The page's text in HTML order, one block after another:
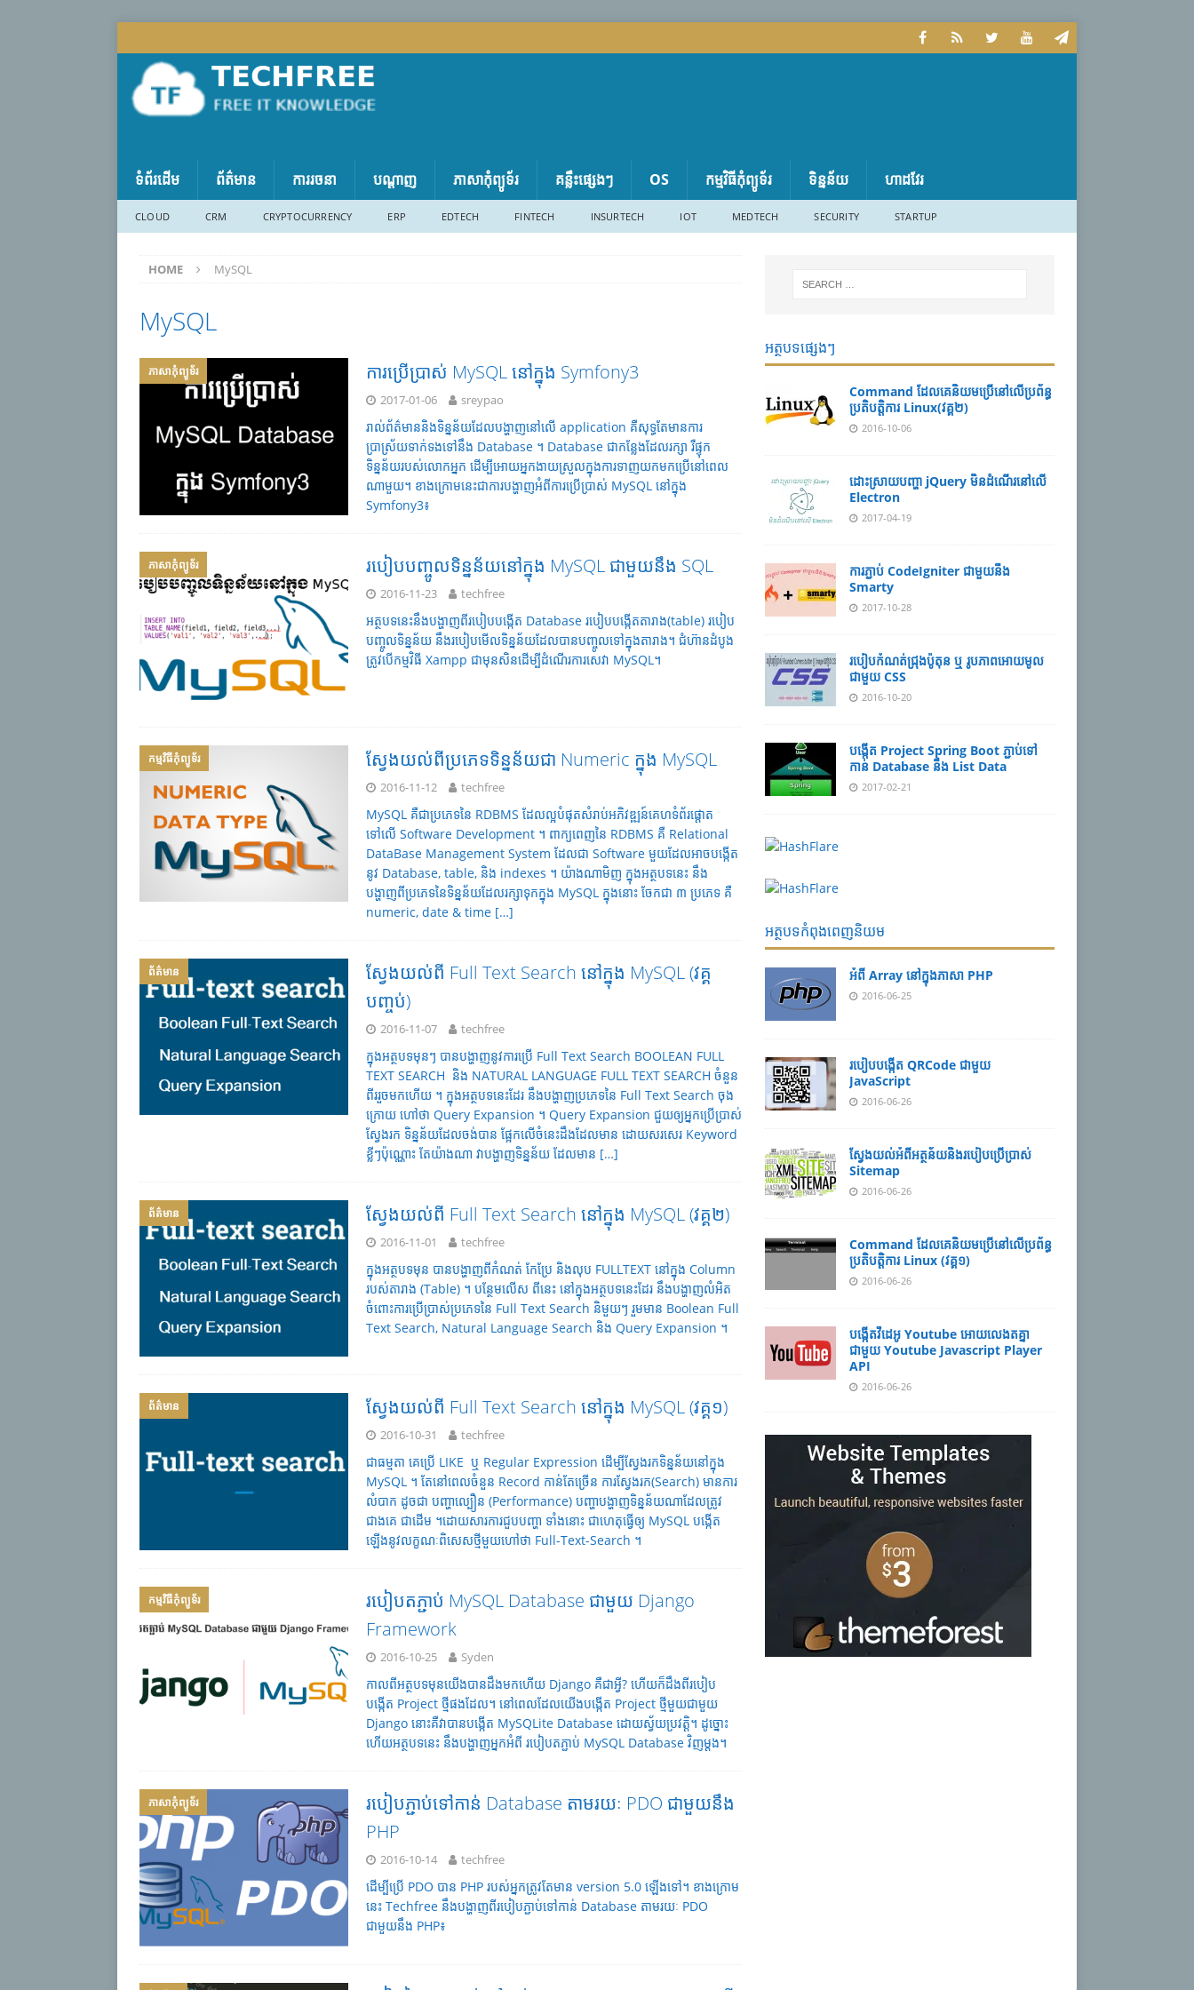
ទំព័រដើម ព័ត៌មាន ការរចនា បណ្តាញ ភាសា​កុំព្យូទ័រ គន្លឹះផ្សេងៗ OS កម្មវិធីកុំព្យូទ័រ ទិន្នន័យ ហាដវែរ
CLOUD CRM CRYPTOCURRENCY ERP EDTECH FINTECH INSURTECH IOT MEDTECH SECURITY STARTUP
HOME MySQL
MySQL
ភាសា​កុំព្យូទ័រ ការប្រើប្រាស់ MySQL នៅក្នុង Symfony3
2017-01-06 sreypao
រាល់ព័ត៌មាននិងទិន្នន័យដែលបង្ហាញនៅលើ application គឺសុទ្ធតែមានការ
ប្រាស្រ័យទាក់ទងទៅនឹង Database ។ Database ជាកន្លែងដែលរក្សា រឺផ្ទុក
ទិន្នន័យរបស់លោកអ្នក ដើម្បីអោយអ្នកងាយស្រួលក្នុងការទាញយកមកប្រើនៅពេល
ណាមួយ។ ខាងក្រោមនេះជាការបង្ហាញអំពីការប្រើប្រាស់ MySQL នៅក្នុង
Symfony3៖
ភាសា​កុំព្យូទ័រ របៀបបញ្ចូលទិន្នន័យនៅក្នុង MySQL ជាមួយនឹង SQL
2016-11-23 techfree
អត្ថបទនេះនឹងបង្ហាញពីរបៀបបង្កើត Database របៀបបង្កើតតារាង(table) របៀប
បញ្ចូលទិន្នន័យ នឹងរបៀបមើលទិន្នន័យដែលបានបញ្ចូលទៅក្នុងតារាង។ ជំហ៊ានដំបូង
ត្រូវបើកម្មវិធី Xampp ជាមុនសិនដើម្បីដំណើរការសេវា MySQL។
កម្មវិធីកុំព្យូទ័រ ស្វែងយល់ពីប្រភេទទិន្នន័យជា Numeric ក្នុង MySQL
2016-11-12 techfree
MySQL គឺជាប្រភេទនៃ RDBMS ដែលល្អបំផុតសំរាប់អភិវឌ្ឍន៍គេហទំព័រផ្តោត
ទៅលើ Software Development ។ ពាក្យពេញនៃ RDBMS គឺ Relational
DataBase Management System ដែលជា Software មួយដែលអាចបង្កើត
នូវ Database, table, និង indexes ។ យ៉ាងណាមិញ ក្នុងអត្ថបទនេះ នឹង
បង្ហាញពីប្រភេទនៃទិន្នន័យដែលរក្សាទុកក្នុង MySQL ក្នុងនោះ ចែកជា ៣ ប្រភេទ គឺ
numeric, date & time […]
ព័ត៌មាន
ស្វែងយល់ពី Full Text Search នៅក្នុង MySQL (វគ្គ
បញ្ចប់)
2016-11-07 techfree
ក្នុងអត្ថបទមុនៗ បានបង្ហាញនូវការប្រើ Full Text Search BOOLEAN FULL
TEXT SEARCH និង NATURAL LANGUAGE FULL TEXT SEARCH ចំនួន
ពីររួចមកហើយ ។ ក្នុងអត្ថបទនេះដែរ នឹងបង្ហាញប្រភេទនៃ Full Text Search ចុង
ក្រោយ ហៅថា Query Expansion ។ Query Expansion ជួយឲ្យអ្នកប្រើប្រាស់
ស្វែងរក ទិន្នន័យដែលចង់បាន ផ្អែកលើចំនេះដឹងដែលមាន ដោយសរសេរ Keyword
ខ្លីៗប៉ុណ្ណោះ តែយ៉ាងណា វាបង្ហាញទិន្នន័យ ដែលមាន […]
ព័ត៌មាន ស្វែងយល់ពី Full Text Search នៅក្នុង MySQL (វគ្គ២)
2016-11-01 techfree
ក្នុងអត្ថបទមុន បានបង្ហាញពីកំណត់ កែប្រែ និងលុប FULLTEXT នៅក្នុង Column
របស់តារាង (Table) ។ បន្ថែមលើស ពីនេះ នៅក្នុងអត្ថបទនេះដែរ នឹងបង្ហាញលំអិត
ចំពោះការប្រើប្រាស់ប្រភេទនៃ Full Text Search និមួយៗ រួមមាន Boolean Full
Text Search, Natural Language Search និង Query Expansion ។
ព័ត៌មាន ស្វែងយល់ពី Full Text Search នៅក្នុង MySQL (វគ្គ១)
2016-10-31 techfree
ជាធម្មតា គេប្រើ LIKE ឬ Regular Expression ដើម្បីស្វែងរកទិន្នន័យនៅក្នុង
MySQL ។ តែនៅពេលចំនួន Record កាន់តែច្រើន ការស្វែងរក(Search) មានការ
លំបាក ដូចជា បញ្ហាល្បឿន (Performance) បញ្ហាបង្ហាញទិន្នន័យណាដែលត្រូវ
ជាងគេ ជាដើម ។ដោយសារការជួបបញ្ហា ទាំងនោះ ជាហេតុធ្វើឲ្យ MySQL បង្កើត
ឡើងនូវលក្ខណៈពិសេសថ្មីមួយហៅថា Full-Text-Search ។
កម្មវិធីកុំព្យូទ័រ
របៀបតភ្ជាប់ MySQL Database ជាមួយ Django
Framework
2016-10-25 Syden
កាលពីអត្ថបទមុនយើងបានដឹងមកហើយ Django គឺជាអ្វី? ហើយក៏ដឹងពីរបៀប
បង្កើត Project ថ្មីផងដែល។ នៅពេលដែលយើងបង្កើត Project ថ្មីមួយជាមួយ
Django នោះគឺវាបានបង្កើត MySQLite Database ដោយស្វ័យប្រវត្តិ។ ដូច្នោះ
ហើយអត្ថបទនេះ នឹងបង្ហាញអ្នកអំពី របៀបតភ្ជាប់ MySQL Database វិញម្តង។
ភាសា​កុំព្យូទ័រ
របៀបភ្ជាប់ទៅកាន់ Database តាមរយៈ PDO ជាមួយនឹង
PHP
2016-10-14 techfree
ដើម្បីប្រើ PDO បាន PHP របស់អ្នកត្រូវតែមាន version 5.0 ឡើងទៅ។ ខាងក្រោម
នេះ Techfree នឹងបង្ហាញពីរបៀបភ្ជាប់ទៅកាន់ Database តាមរយៈ PDO
ជាមួយនឹង PHP៖
អត្ថបទផ្សេងៗ
Command ដែល​​គេ​​និយម​​ប្រើ​​នៅ​លើ​​ប្រព័ន្ធ​​
ប្រតិបត្តិការ​ Linux(វគ្គ២)
2016-10-06
ដោះស្រាយបញ្ហា jQuery មិនដំណើរនៅលើ
Electron
2017-04-19
ការភ្ជាប់ CodeIgniter ជាមួយនឹង
Smarty
2017-10-28
របៀបកំណត់ជ្រុងប៉ូតុន ឬ រូបភាពអោយមូល
ជាមួយ CSS​
2016-10-20
បង្កើត Project Spring Boot ភ្ជាប់ទៅ
កាន់ Database ​នឹង List Data
2017-02-21
អត្ថបទកំពុងពេញនិយម
អំពី Array នៅ​​ក្នុង​ភា​សា PHP
2016-06-25
របៀប​បង្កើត​ QRCode ជាមួយ
JavaScript
2016-06-26
ស្វែង​យល់​​អំពី​អត្ថន័យ​​និង​របៀប​​ប្រើ​ប្រាស់​
Sitemap
2016-06-26
Command ដែល​​គេ​​និយម​​ប្រើ​​នៅ​លើ​​ប្រព័ន្ធ​​
ប្រតិបត្តិការ​ Linux (វគ្គ១)
2016-06-26
បង្កើតវីដេអូ Youtube អោយ​លេងតគ្នា
ជាមួយ Youtube Javascript Player
API
2016-06-26